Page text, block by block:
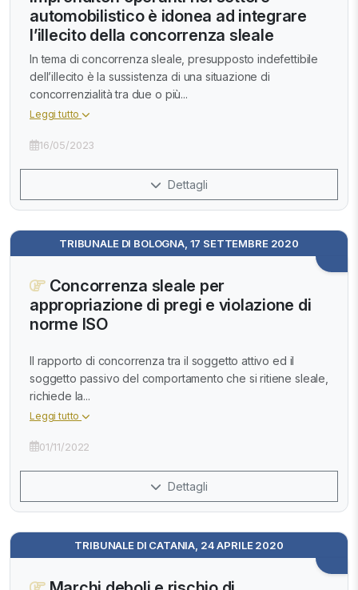
automobilistico è idonea ad integrare
l’illecito della concorrenza sleale
In tema di concorrenza sleale, presupposto indefettibile
dell’illecito è la sussistenza di una situazione di
concorrenzialità tra due o più...
Leggi tutto
16/05/2023
Dettagli
TRIBUNALE DI BOLOGNA, 17 SETTEMBRE 2020
Concorrenza sleale per
appropriazione di pregi e violazione di
norme ISO
Il rapporto di concorrenza tra il soggetto attivo ed il
soggetto passivo del comportamento che si ritiene sleale,
richiede la...
Leggi tutto
01/11/2022
Dettagli
TRIBUNALE DI CATANIA, 24 APRILE 2020